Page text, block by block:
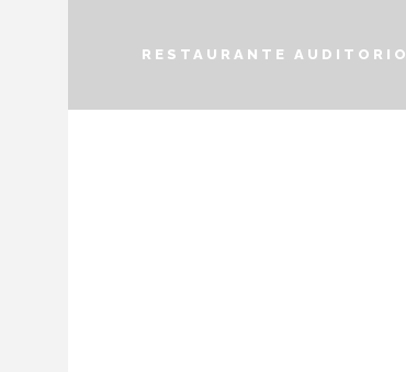
RESTAURANTE AUDITORIO